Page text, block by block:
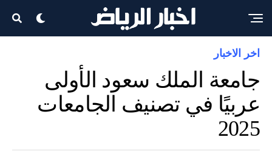
اخر الاخبار
جامعة الملك سعود الأولى
عربيًا في تصنيف الجامعات
2025